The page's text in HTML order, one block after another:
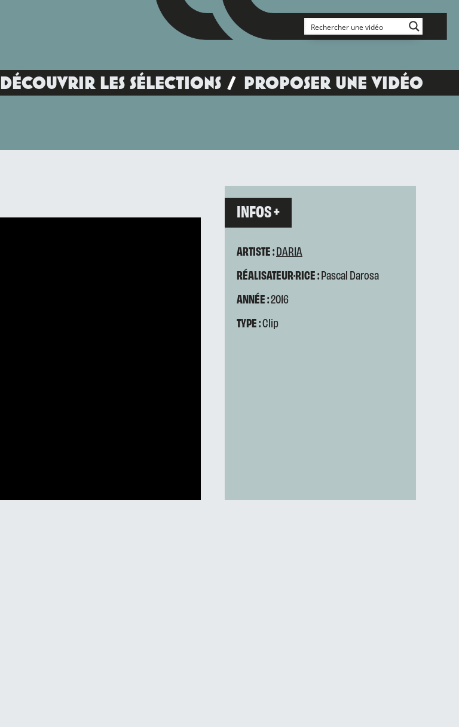
DÉCOUVRIR LES SÉLECTIONS PROPOSER UNE VIDÉO
INFOS +
ARTISTE :DARIA
RÉALISATEUR·RICE :Pascal Darosa
ANNÉE :2016
TYPE :Clip